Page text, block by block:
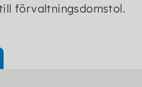
förvaltningsdomstol.